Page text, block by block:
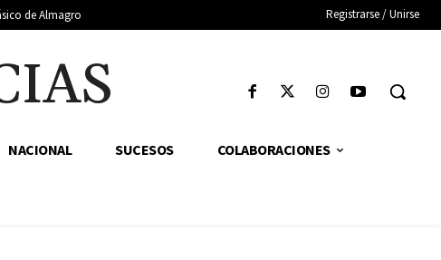
de Almagro Registrarse / Unirse
NACIONAL SUCESOS COLABORACIONES